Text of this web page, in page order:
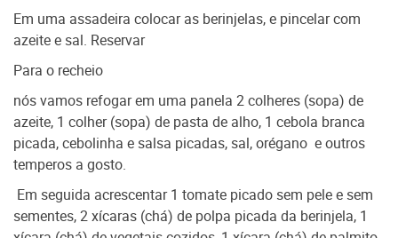
Em uma assadeira colocar as berinjelas, e pincelar com
azeite e sal. Reservar
Para o recheio
nós vamos refogar em uma panela 2 colheres (sopa) de
azeite, 1 colher (sopa) de pasta de alho, 1 cebola branca
picada, cebolinha e salsa picadas, sal, orégano e outros
temperos a gosto.
Em seguida acrescentar 1 tomate picado sem pele e sem
sementes, 2 xícaras (chá) de polpa picada da berinjela, 1